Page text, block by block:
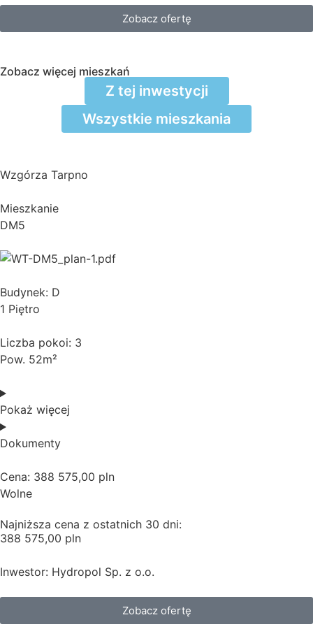
Zobacz ofertę
Zobacz więcej mieszkań
Z tej inwestycji
Wszystkie mieszkania
Wzgórza Tarpno
Mieszkanie
DM5
Budynek: D
1 Piętro
Liczba pokoi: 3
Pow. 52m²
Pokaż więcej
Dokumenty
Cena: 388 575,00 pln
Wolne
Najniższa cena z ostatnich 30 dni:
388 575,00 pln
Inwestor: Hydropol Sp. z o.o.
Zobacz ofertę